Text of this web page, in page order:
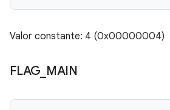
Valor constante: 4 (0x00000004)
FLAG MAIN